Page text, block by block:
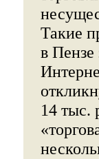
Такие
в Пензе
14 тыс.